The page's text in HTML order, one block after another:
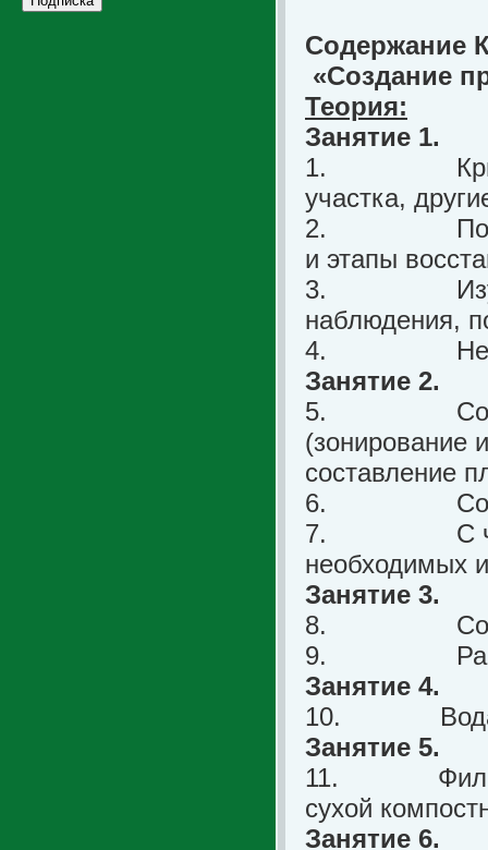
Содержание
«Создание
Теория:
Занятие 1.
1.
участка,
2.
и этапы
3.
наблюдения,
4.
Занятие 2.
5.
(зонирование
составление
6.
7.
С
необходимых
Занятие 3.
8.
9.
Занятие 4.
10.
Занятие 5.
11.
сухой
Занятие 6.